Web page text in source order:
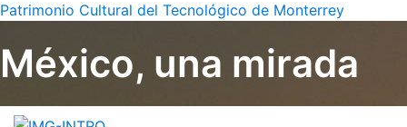
Patrimonio Cultural del Tecnológico de Monterrey
México, una mirada